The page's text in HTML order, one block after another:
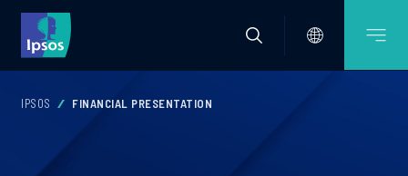
IPSOS FINANCIAL PRESENTATION